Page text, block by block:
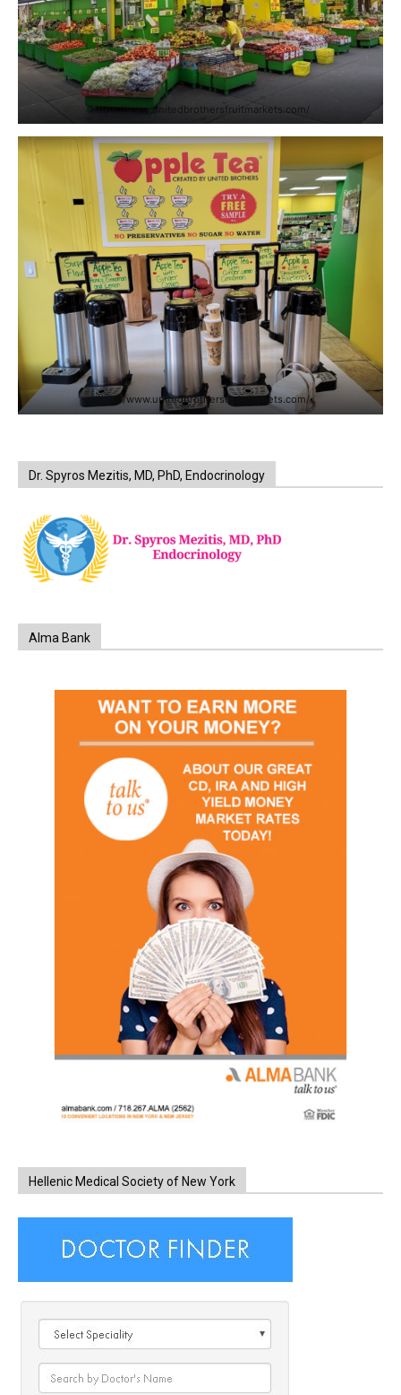
https://www.unitedbrothersfruitmarkets.com/
https://www.unitedbrothersfruitmarkets.com/
Dr. Spyros Mezitis, MD, PhD, Endocrinology
Alma Bank
Hellenic Medical Society of New York